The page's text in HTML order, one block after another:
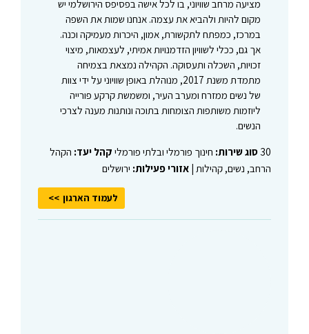
מציעה מרחב שוויוני, בו לכל אישה בפסיפס הירושלמי יש
מקום להיות ולהביא את עצמה. אנחנו שמות את השפה
במרכז, כמפתח לתקשורת, אמון, היכרות מעמיקה וכנה.
אך גם, ככלי לשוויון הזדמנויות אמיתי, לעצמאות, מיצוי
זכויות, השכלה ותעסוקה. הקהילה נמצאת בצמיחה
מתמדת משנת 2017, מנוהלת באופן שוויוני על ידי צוות
של נשים ממזרח ומערב העיר, ומשמשת קרקע פורייה
ליוזמות משותפות הצומחות בתוכה ונותנות מענה לצרכי
הנשים.
30 סוג שירות: חינוך פורמלי ובלתי פורמלי קהל יעד: הקהל
הרחב, נשים, קהילות | אזורי פעילות: ירושלים
לעמוד הארגון